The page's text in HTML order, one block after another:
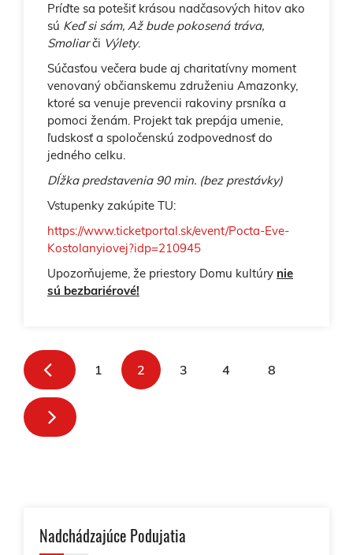
Príďte sa potešiť krásou nadčasových hitov ako
sú Keď si sám, Až bude pokosená tráva,
Smoliarči Výlety.
Súčasťou večera bude aj charitatívny moment
venovaný občianskemu združeniu Amazonky,
ktoré sa venuje prevencii rakoviny prsníka a
pomoci ženám. Projekt tak prepája umenie,
ľudskosť a spoločenskú zodpovednosť do
jedného celku.
Dĺžka predstavenia 90 min. (bez prestávky)
Vstupenky zakúpite TU:
https://www.ticketportal.sk/event/Pocta-Eve-
Kostolanyiovej?idp=210945
Upozorňujeme, že priestory Domu kultúry nie
sú bezbariérové!
1 2 3 4 8
Nadchádzajúce Podujatia